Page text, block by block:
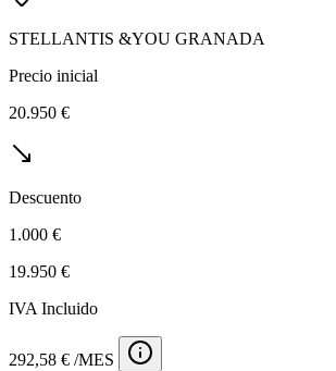
STELLANTIS &YOU GRANADA
Precio inicial
20.950 €
Descuento
1.000 €
19.950 €
IVA Incluido
292,58 € /MES